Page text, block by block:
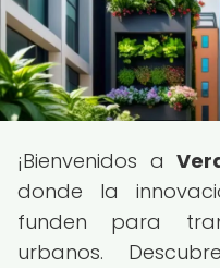
¡Bienvenidos a
donde la
funden para
urbanos.